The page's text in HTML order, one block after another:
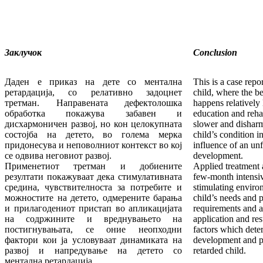
Заклучок Conclusion
Даден е приказ на дете со ментална
ретардација, со релативно задоцнет
третман. Направената дефектолошка
обработка покажува забавен и
дисхармоничен развој, но кон целокупната
состојба на детето, во голема мерка
придонесува и неповолниот контекст во кој
се одвива неговиот развој.
Применетиот третман и добиените
резултати покажуваат дека стимулативната
средина, чувствителноста за потребите и
можностите на детето, одмерените барања
и прилагодениот пристап во апликацијата
на содржините и вреднувањето на
постигнувањата, се оние неопходни
фактори кои ја условуваат динамиката на
развој и напредување на детето со
This is a case
child, where the
happens
education and
slower and
child’s condition
influence of an
development.
Applied treatment
few-month
stimulating
child’s needs and
requirements and
application and
factors which
development and
retarded child.